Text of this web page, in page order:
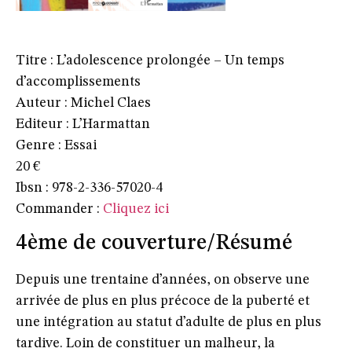
Titre : L’adolescence prolongée – Un temps
d’accomplissements
Auteur : Michel Claes
Editeur : L’Harmattan
Genre : Essai
20 €
Ibsn : 978-2-336-57020-4
Commander : Cliquez ici
4ème de couverture/Résumé
Depuis une trentaine d’années, on observe une
arrivée de plus en plus précoce de la puberté et
une intégration au statut d’adulte de plus en plus
tardive. Loin de constituer un malheur, la